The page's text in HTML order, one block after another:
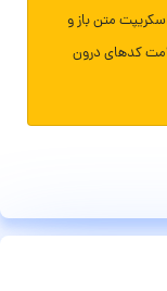
متن باز و
کدهای درون